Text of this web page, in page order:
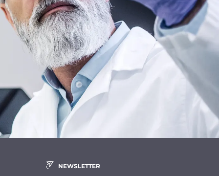
NEWSLETTER